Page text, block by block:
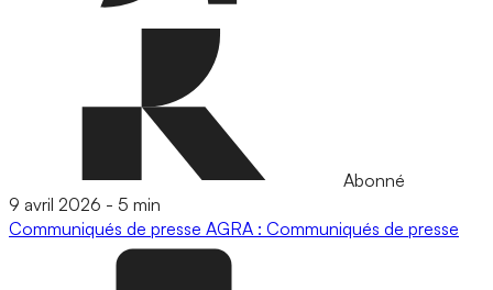
Abonné
9 avril 2026 - 5 min
Communiqués de presse AGRA : Communiqués de presse